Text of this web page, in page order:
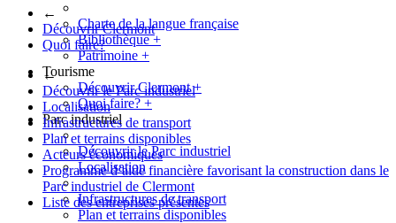
←
Découvrir Clermont
Quoi faire?
←
Découvrir le Parc industriel
Localisation
Infrastructures de transport
Plan et terrains disponibles
Acteurs économiques
Programme d’aide financière favorisant la construction dans le
Parc industriel de Clermont
Liste des entreprises présentes
Charte de la langue française
Bibliothèque+
Patrimoine +
Tourisme
Découvrir Clermont+
Quoi faire? +
Parc industriel
Découvrir le Parc industriel
Localisation
Infrastructures de transport
Plan et terrains disponibles